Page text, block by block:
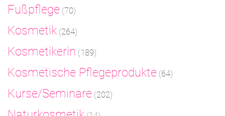
Fußpflege (70)
Kosmetik (264)
Kosmetikerin (189)
Kosmetische Pflegeprodukte (64)
Kurse/Seminare (202)